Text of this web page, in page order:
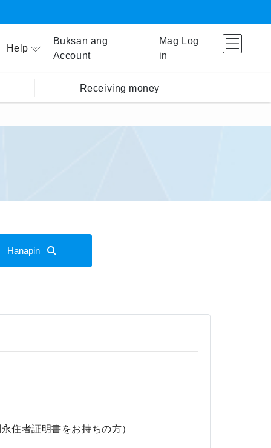
Help
Buksan ang
Account
Mag Log
in
Receiving money
Hanapin
住者証明書をお持ちの方）